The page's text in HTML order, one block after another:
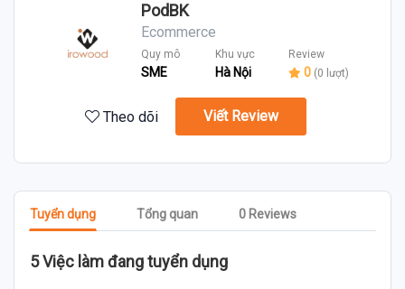
PodBK
Ecommerce
Quy mô
SME
Khu vực
Hà Nội
Review
0 (0 lượt)
Theo dõi Viết Review
Tuyển dụng Tổng quan 0 Reviews
5 Việc làm đang tuyển dụng